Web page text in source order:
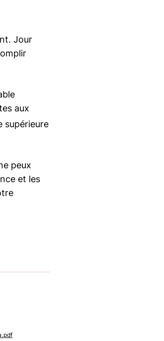
Jour
aux
supérieure
peux
et les